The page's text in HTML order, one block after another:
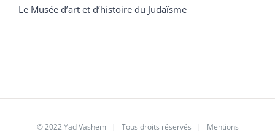
Le Musée d’art et d’histoire du Judaïsme
© 2022 Yad Vashem | Tous droits réservés | Mentions